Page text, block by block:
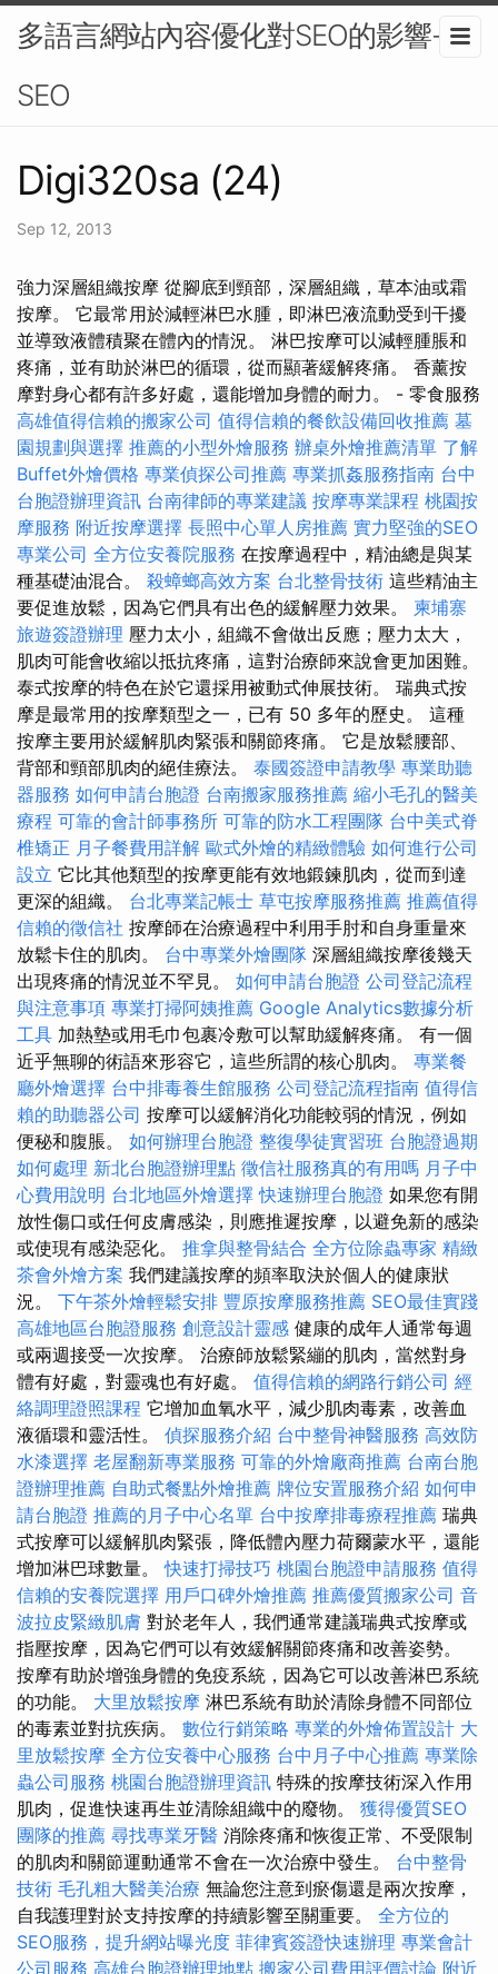
多語言網站內容優化對SEO的影響-
SEO
Digi320sa (24)
Sep 12, 2013
強力深層組織按摩 從腳底到頸部，深層組織，草本油或霜
按摩。 它最常用於減輕淋巴水腫，即淋巴液流動受到干擾
並導致液體積聚在體內的情況。 淋巴按摩可以減輕腫脹和
疼痛，並有助於淋巴的循環，從而顯著緩解疼痛。 香薰按
摩對身心都有許多好處，還能增加身體的耐力。 - 零食服務
高雄值得信賴的搬家公司 值得信賴的餐飲設備回收推薦 墓
園規劃與選擇 推薦的小型外燴服務 辦桌外燴推薦清單 了解
Buffet外燴價格 專業偵探公司推薦 專業抓姦服務指南 台中
台胞證辦理資訊 台南律師的專業建議 按摩專業課程 桃園按
摩服務 附近按摩選擇 長照中心單人房推薦 實力堅強的SEO
專業公司 全方位安養院服務 在按摩過程中，精油總是與某
種基礎油混合。 殺蟑螂高效方案 台北整骨技術 這些精油主
要促進放鬆，因為它們具有出色的緩解壓力效果。 柬埔寨
旅遊簽證辦理 壓力太小，組織不會做出反應；壓力太大，
肌肉可能會收縮以抵抗疼痛，這對治療師來說會更加困難。
泰式按摩的特色在於它還採用被動式伸展技術。 瑞典式按
摩是最常用的按摩類型之一，已有 50 多年的歷史。 這種
按摩主要用於緩解肌肉緊張和關節疼痛。 它是放鬆腰部、
背部和頸部肌肉的絕佳療法。 泰國簽證申請教學 專業助聽
器服務 如何申請台胞證 台南搬家服務推薦 縮小毛孔的醫美
療程 可靠的會計師事務所 可靠的防水工程團隊 台中美式脊
椎矯正 月子餐費用詳解 歐式外燴的精緻體驗 如何進行公司
設立 它比其他類型的按摩更能有效地鍛鍊肌肉，從而到達
更深的組織。 台北專業記帳士 草屯按摩服務推薦 推薦值得
信賴的徵信社 按摩師在治療過程中利用手肘和自身重量來
放鬆卡住的肌肉。 台中專業外燴團隊 深層組織按摩後幾天
出現疼痛的情況並不罕見。 如何申請台胞證 公司登記流程
與注意事項 專業打掃阿姨推薦 Google Analytics數據分析
工具 加熱墊或用毛巾包裹冷敷可以幫助緩解疼痛。 有一個
近乎無聊的術語來形容它，這些所謂的核心肌肉。 專業餐
廳外燴選擇 台中排毒養生館服務 公司登記流程指南 值得信
賴的助聽器公司 按摩可以緩解消化功能較弱的情況，例如
便秘和腹脹。 如何辦理台胞證 整復學徒實習班 台胞證過期
如何處理 新北台胞證辦理點 徵信社服務真的有用嗎 月子中
心費用說明 台北地區外燴選擇 快速辦理台胞證 如果您有開
放性傷口或任何皮膚感染，則應推遲按摩，以避免新的感染
或使現有感染惡化。 推拿與整骨結合 全方位除蟲專家 精緻
茶會外燴方案 我們建議按摩的頻率取決於個人的健康狀
況。 下午茶外燴輕鬆安排 豐原按摩服務推薦 SEO最佳實踐
高雄地區台胞證服務 創意設計靈感 健康的成年人通常每週
或兩週接受一次按摩。 治療師放鬆緊繃的肌肉，當然對身
體有好處，對靈魂也有好處。 值得信賴的網路行銷公司 經
絡調理證照課程 它增加血氧水平，減少肌肉毒素，改善血
液循環和靈活性。 偵探服務介紹 台中整骨神醫服務 高效防
水漆選擇 老屋翻新專業服務 可靠的外燴廠商推薦 台南台胞
證辦理推薦 自助式餐點外燴推薦 牌位安置服務介紹 如何申
請台胞證 推薦的月子中心名單 台中按摩排毒療程推薦 瑞典
式按摩可以緩解肌肉緊張，降低體內壓力荷爾蒙水平，還能
增加淋巴球數量。快速打掃技巧 桃園台胞證申請服務 值得
信賴的安養院選擇 用戶口碑外燴推薦 推薦優質搬家公司 音
波拉皮緊緻肌膚 對於老年人，我們通常建議瑞典式按摩或
指壓按摩，因為它們可以有效緩解關節疼痛和改善姿勢。
按摩有助於增強身體的免疫系統，因為它可以改善淋巴系統
的功能。 大里放鬆按摩 淋巴系統有助於清除身體不同部位
的毒素並對抗疾病。 數位行銷策略 專業的外燴佈置設計 大
里放鬆按摩 全方位安養中心服務 台中月子中心推薦 專業除
蟲公司服務 桃園台胞證辦理資訊 特殊的按摩技術深入作用
肌肉，促進快速再生並清除組織中的廢物。 獲得優質SEO
團隊的推薦 尋找專業牙醫 消除疼痛和恢復正常、不受限制
的肌肉和關節運動通常不會在一次治療中發生。 台中整骨
技術 毛孔粗大醫美治療 無論您注意到瘀傷還是兩次按摩，
自我護理對於支持按摩的持續影響至關重要。 全方位的
SEO服務，提升網站曝光度 菲律賓簽證快速辦理 專業會計
公司服務 高雄台胞證辦理地點 搬家公司費用評價討論 附近